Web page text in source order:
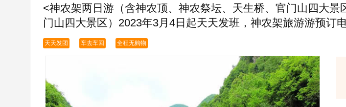
<神农架两日游（含神农顶、神农祭坛、天生桥、官门山四大
门山四大景区）2023年3月4日起天天发班，神农架旅游游预订
天天发团 车去车回 全程无购物